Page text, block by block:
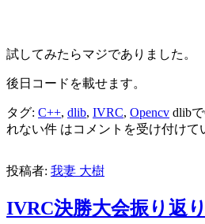
試してみたらマジでありました。
後日コードを載せます。
タグ: C++, dlib, IVRC, Opencv dlib
れない件 はコメントを受け付けて
投稿者: 我妻 大樹
IVRC決勝大会振り返り